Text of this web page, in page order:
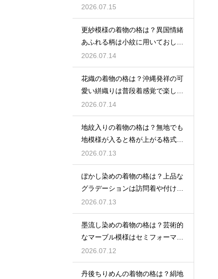
程度
2026.07.15
更紗模様の着物の格は？異国情緒
あふれる柄は小紋に用いておしゃ
れ着向き
2026.07.14
花織の着物の格は？沖縄発祥の可
愛い絣織りは普段着感覚で楽しめ
る
2026.07.14
地紋入りの着物の格は？無地でも
地模様が入ると格が上がる格式を
解説
2026.07.13
ぼかし染めの着物の格は？上品な
グラデーションは訪問着や付け下
げで格調アップ
2026.07.13
墨流し染めの着物の格は？芸術的
なマーブル模様はセミフォーマル
な装いにも映える
2026.07.12
丹後ちりめんの着物の格は？絹地